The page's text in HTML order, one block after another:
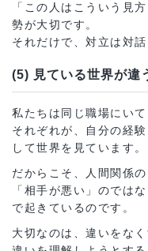
「この人はこういう見
勢が大切です。
それだけで、対立は対話
(5) 見ている世界が違
私たちは同じ職場にいて
それぞれが、自分の経
して世界を見ています。
だからこそ、人間関係
「相手が悪い」のでは
で起きているのです。
大切なのは、違いをな